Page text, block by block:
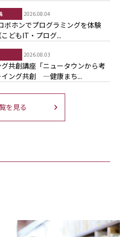
2026.08.04
ボホンでプログラミングを体験
どもIT・プログ...
2026.08.03
共創講座「ニュータウンから考
イング共創 ―健康まち...
を見る